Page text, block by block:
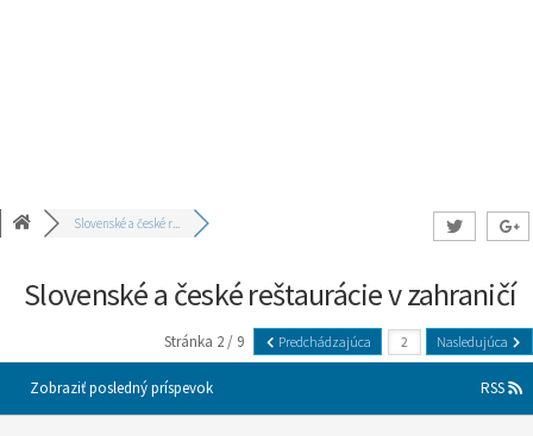
Slovenské a české r...
Slovenské a české reštaurácie v zahraničí
Stránka 2 / 9 Predchádzajúca Nasledujúca
Zobraziť posledný príspevok RSS